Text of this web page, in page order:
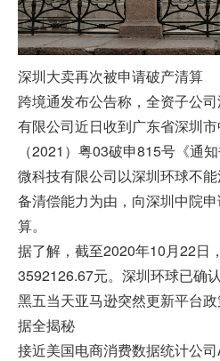
深圳大卖再次被申请破产清算
跨境通发布公告称，全资子公
有限公司近日收到广东省深圳
（2021）粤03破申815号《通
微科技有限公司以深圳环球不
备清偿能力为由，向深圳中院
算。
据了解，截至2020年10月22日
3592126.67元。深圳环球已确
黑五当天亚马逊突然更新平台
据全揭秘
接近美国电商消费数据统计公